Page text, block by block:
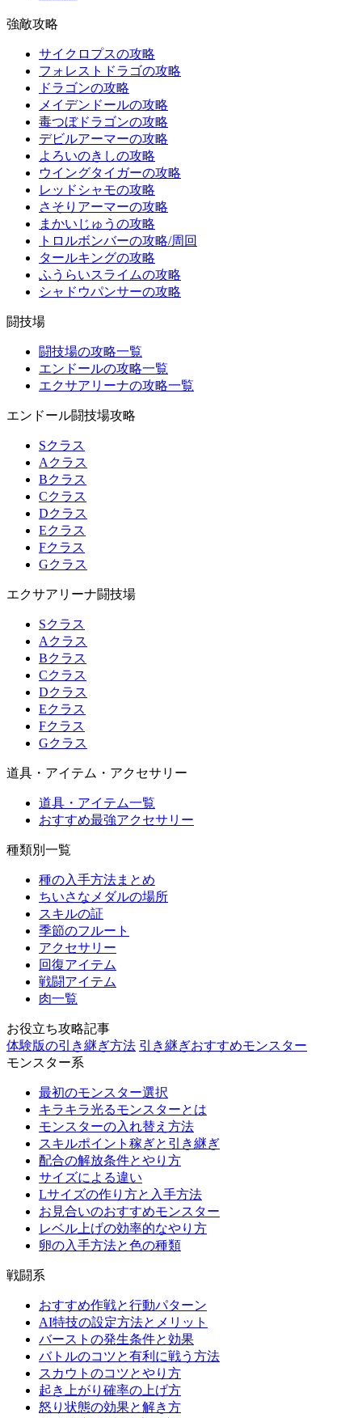
強敵攻略
サイクロプスの攻略
フォレストドラゴの攻略
ドラゴンの攻略
メイデンドールの攻略
毒つぼドラゴンの攻略
デビルアーマーの攻略
よろいのきしの攻略
ウイングタイガーの攻略
レッドシャモの攻略
さそりアーマーの攻略
まかいじゅうの攻略
トロルボンバーの攻略/周回
タールキングの攻略
ふうらいスライムの攻略
シャドウパンサーの攻略
闘技場
闘技場の攻略一覧
エンドールの攻略一覧
エクサアリーナの攻略一覧
エンドール闘技場攻略
Sクラス
Aクラス
Bクラス
Cクラス
Dクラス
Eクラス
Fクラス
Gクラス
エクサアリーナ闘技場
Sクラス
Aクラス
Bクラス
Cクラス
Dクラス
Eクラス
Fクラス
Gクラス
道具・アイテム・アクセサリー
道具・アイテム一覧
おすすめ最強アクセサリー
種類別一覧
種の入手方法まとめ
ちいさなメダルの場所
スキルの証
季節のフルート
アクセサリー
回復アイテム
戦闘アイテム
肉一覧
お役立ち攻略記事
体験版の引き継ぎ方法 引き継ぎおすすめモンスター
モンスター系
最初のモンスター選択
キラキラ光るモンスターとは
モンスターの入れ替え方法
スキルポイント稼ぎと引き継ぎ
配合の解放条件とやり方
サイズによる違い
Lサイズの作り方と入手方法
お見合いのおすすめモンスター
レベル上げの効率的なやり方
卵の入手方法と色の種類
戦闘系
おすすめ作戦と行動パターン
AI特技の設定方法とメリット
バーストの発生条件と効果
バトルのコツと有利に戦う方法
スカウトのコツとやり方
起き上がり確率の上げ方
怒り状態の効果と解き方